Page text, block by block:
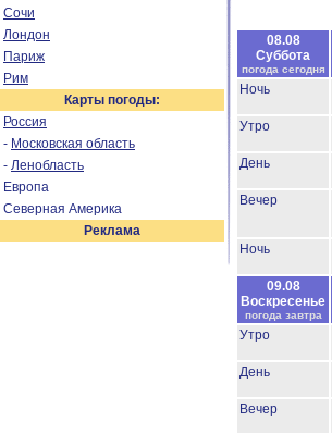
Сочи
Лондон
Париж
Рим
Карты погоды:
Россия
- Московская область
- Ленобласть
Европа
Северная Америка
Реклама
08.08
Суббота
погода сегодня
Ночь
Утро
День
Вечер
Ночь
09.08
Воскресенье
погода завтра
Утро
День
Вечер